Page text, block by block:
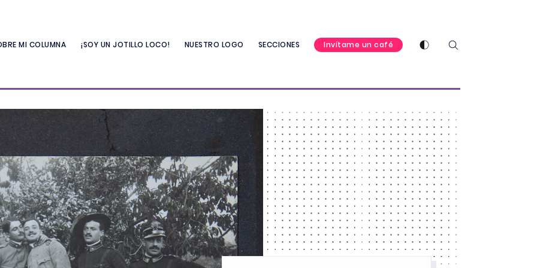
MI COLUMNA ¡SOY UN JOTILLO LOCO! NUESTRO LOGO SECCIONES Invítame un café Enable dark mode